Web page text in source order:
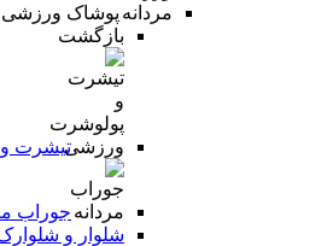
پوشاک ورزشی
بازگشت
تیشرت
جوراب
شلوار و